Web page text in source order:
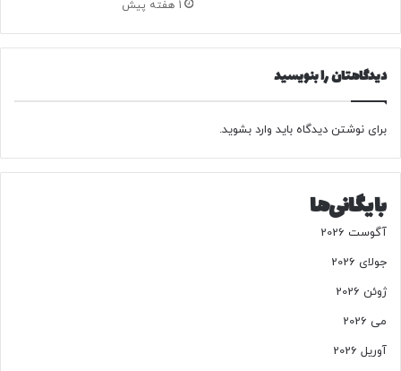
ق
ا
!
1 هفته پیش
دیدگاهتان را بنویسید
برای نوشتن دیدگاه باید وارد بشوید.
بایگانی‌ها
آگوست 2026
جولای 2026
ژوئن 2026
می 2026
آوریل 2026